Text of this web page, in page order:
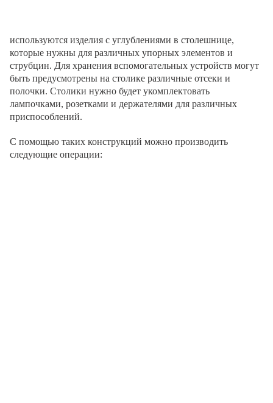
используются изделия с углублениями в столешнице,
которые нужны для различных упорных элементов и
струбцин. Для хранения вспомогательных устройств могут
быть предусмотрены на столике различные отсеки и
полочки. Столики нужно будет укомплектовать
лампочками, розетками и держателями для различных
приспособлений.
С помощью таких конструкций можно производить
следующие операции: